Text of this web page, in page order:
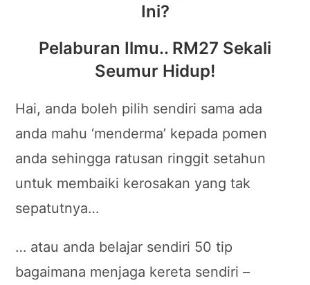
Ini?
Pelaburan Ilmu.. RM27 Sekali
Seumur Hidup!
Hai, anda boleh pilih sendiri sama ada
anda mahu ‘menderma’ kepada pomen
anda sehingga ratusan ringgit setahun
untuk membaiki kerosakan yang tak
sepatutnya…
… atau anda belajar sendiri 50 tip
bagaimana menjaga kereta sendiri –